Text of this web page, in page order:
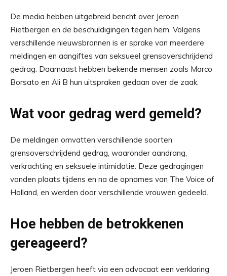
De media hebben uitgebreid bericht over Jeroen
Rietbergen en de beschuldigingen tegen hem. Volgens
verschillende nieuwsbronnen is er sprake van meerdere
meldingen en aangiftes van seksueel grensoverschrijdend
gedrag. Daarnaast hebben bekende mensen zoals Marco
Borsato en Ali B hun uitspraken gedaan over de zaak.
Wat voor gedrag werd gemeld?
De meldingen omvatten verschillende soorten
grensoverschrijdend gedrag, waaronder aandrang,
verkrachting en seksuele intimidatie. Deze gedragingen
vonden plaats tijdens en na de opnames van The Voice of
Holland, en werden door verschillende vrouwen gedeeld.
Hoe hebben de betrokkenen
gereageerd?
Jeroen Rietbergen heeft via een advocaat een verklaring